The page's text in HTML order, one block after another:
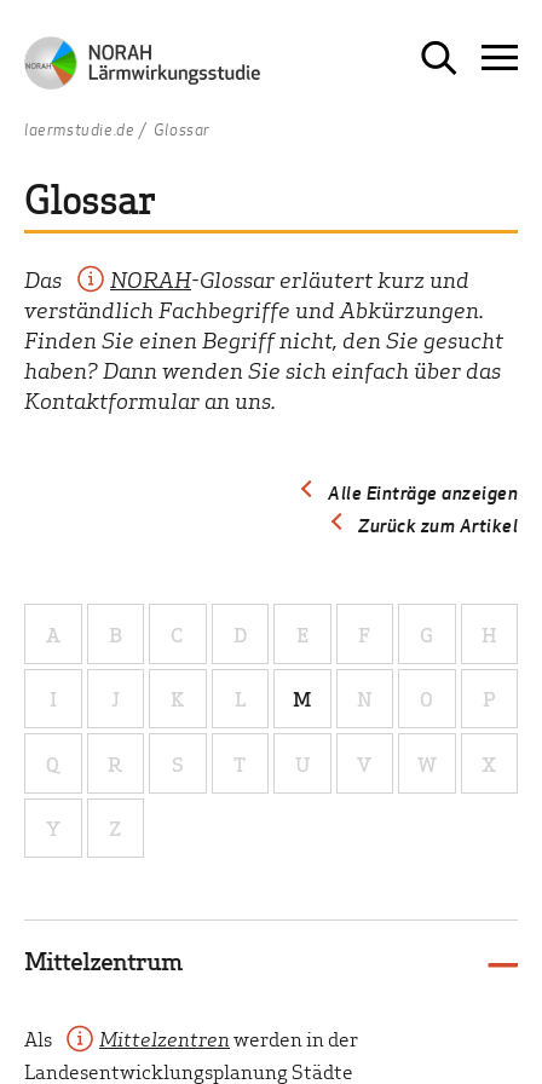
laermstudie.de Glossar
Glossar
Das NORAH-Glossar erläutert kurz und
verständlich Fachbegriffe und Abkürzungen.
Finden Sie einen Begriff nicht, den Sie gesucht
haben? Dann wenden Sie sich einfach über das
Kontaktformular an uns.
Alle Einträge anzeigen
Zurück zum Artikel
A B C D E F G H
I J K L M N O P
Q R S T U V W X
Y Z
Mittelzentrum
Als Mittelzentrenwerden in der
Landesentwicklungsplanung Städte